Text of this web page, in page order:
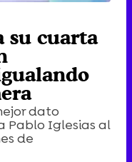
su cuarta
dato
Pablo Iglesias al
de